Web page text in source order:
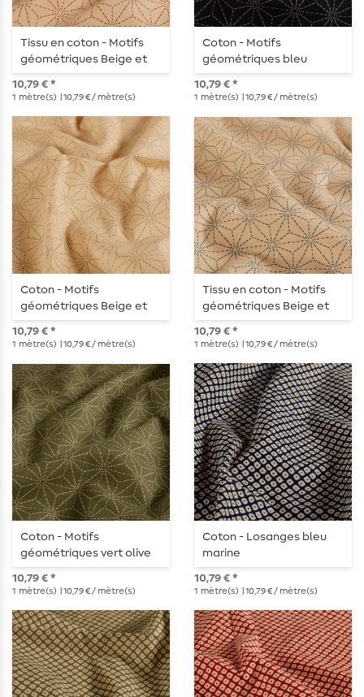
Tissu en coton - Motifs
géométriques Beige et
Rouge
10,79 € *
1 mètre(s) | 10,79 € / mètre(s)
Coton - Motifs
géométriques bleu
marine et Beige
10,79 € *
1 mètre(s) | 10,79 € / mètre(s)
Coton - Motifs
géométriques Beige et
vert d'olive
10,79 € *
1 mètre(s) | 10,79 € / mètre(s)
Tissu en coton - Motifs
géométriques Beige et
bleu marine
10,79 € *
1 mètre(s) | 10,79 € / mètre(s)
Coton - Motifs
géométriques vert olive
et Beige
10,79 € *
1 mètre(s) | 10,79 € / mètre(s)
Coton - Losanges bleu
marine
10,79 € *
1 mètre(s) | 10,79 € / mètre(s)